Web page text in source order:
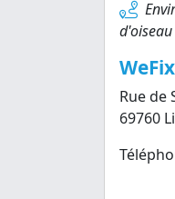
Rue de
69760